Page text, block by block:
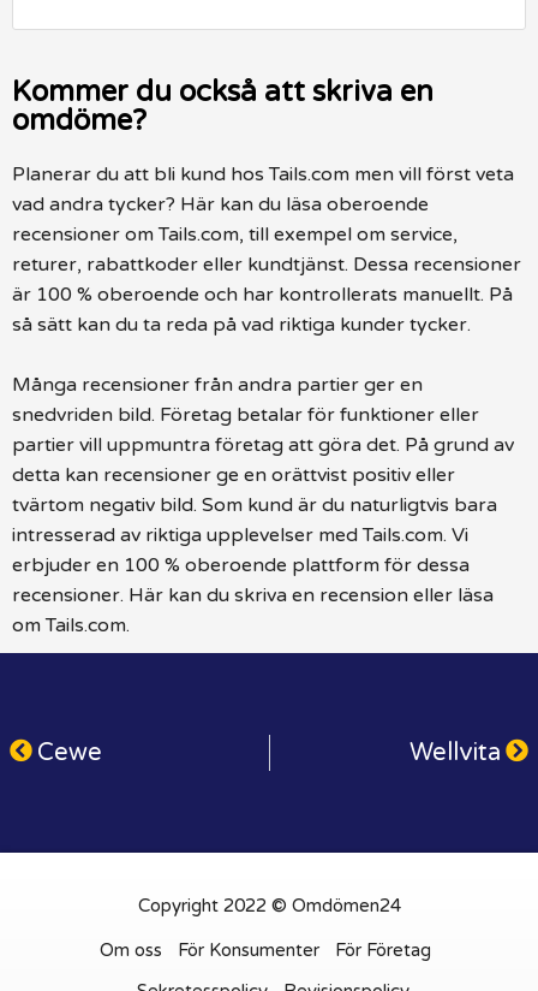
Kommer du också att skriva en
omdöme?
Planerar du att bli kund hos Tails.com men vill först veta
vad andra tycker? Här kan du läsa oberoende
recensioner om Tails.com, till exempel om service,
returer, rabattkoder eller kundtjänst. Dessa recensioner
är 100 % oberoende och har kontrollerats manuellt. På
så sätt kan du ta reda på vad riktiga kunder tycker.
Många recensioner från andra partier ger en
snedvriden bild. Företag betalar för funktioner eller
partier vill uppmuntra företag att göra det. På grund av
detta kan recensioner ge en orättvist positiv eller
tvärtom negativ bild. Som kund är du naturligtvis bara
intresserad av riktiga upplevelser med Tails.com. Vi
erbjuder en 100 % oberoende plattform för dessa
recensioner. Här kan du skriva en recension eller läsa
om Tails.com.
Cewe Wellvita
Copyright 2022 © Omdömen24
Om oss För Konsumenter
För Företag